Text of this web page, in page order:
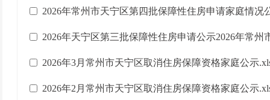
2026年常州市天宁区第四批保障性住房申请家庭情况
2026年天宁区第三批保障性住房申请公示2026年常
2026年3月常州市天宁区取消住房保障资格家庭公示
2026年2月常州市天宁区取消住房保障资格家庭公示